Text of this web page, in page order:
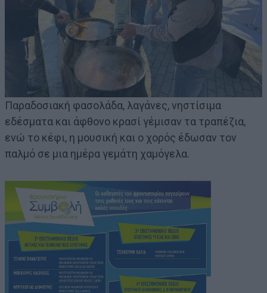
Παραδοσιακή φασολάδα, λαγάνες, νηστίσιμα
εδέσματα και άφθονο κρασί γέμισαν τα τραπέζια,
ενώ το κέφι, η μουσική και ο χορός έδωσαν τον
παλμό σε μια ημέρα γεμάτη χαμόγελα.